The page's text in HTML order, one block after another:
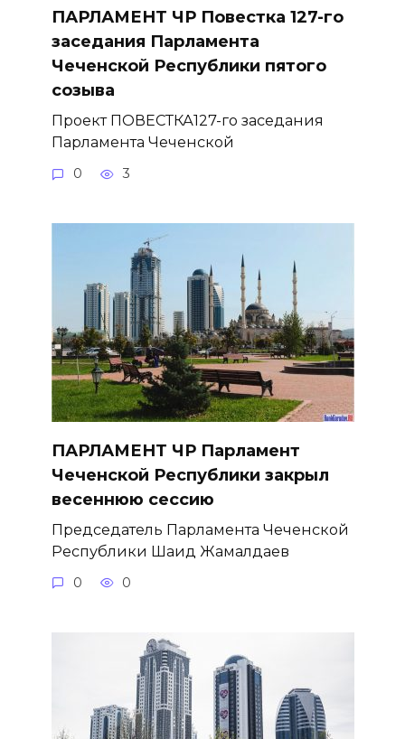
ПАРЛАМЕНТ ЧР Повестка 127-го
заседания Парламента
Чеченской Республики пятого
созыва
Проект ПОВЕСТКА127-го заседания
Парламента Чеченской
0 3
ПАРЛАМЕНТ ЧР Парламент
Чеченской Республики закрыл
весеннюю сессию
Председатель Парламента Чеченской
Республики Шаид Жамалдаев
0 0